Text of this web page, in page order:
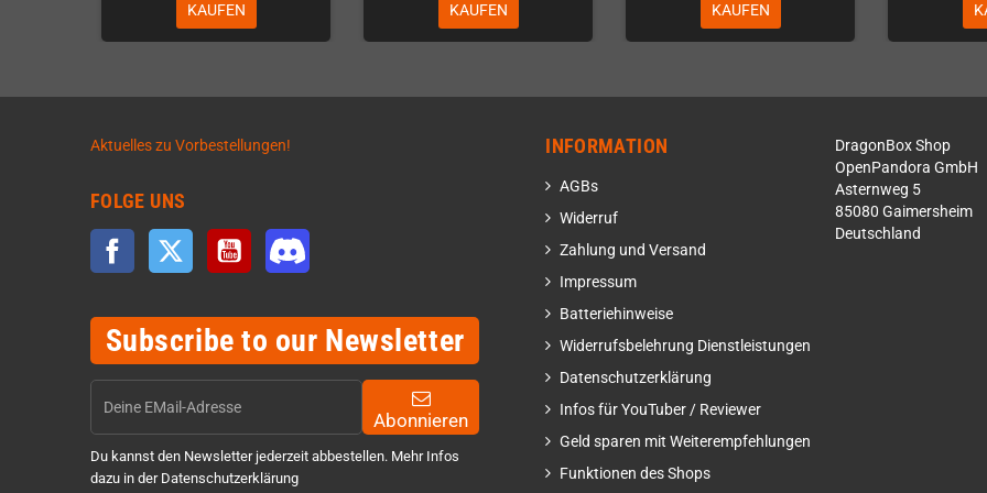
KAUFEN KAUFEN KAUFEN
Aktuelles zu Vorbestellungen!
FOLGE UNS
Facebook Twitter YouTube
Subscribe to our Newsletter
Abonnieren
Du kannst den Newsletter jederzeit abbestellen. Mehr Infos
dazu in der Datenschutzerklärung
INFORMATION
AGBs
Widerruf
Zahlung und Versand
Impressum
Batteriehinweise
Widerrufsbelehrung Dienstleistungen
Datenschutzerklärung
Infos für YouTuber / Reviewer
Geld sparen mit Weiterempfehlungen
Funktionen des Shops
DragonBox Shop
OpenPandora GmbH
Asternweg 5
85080 Gaimersheim
Deutschland